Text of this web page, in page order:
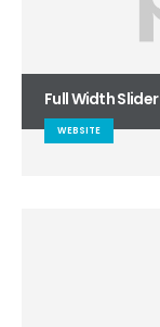
Full Width Slider
WEBSITE